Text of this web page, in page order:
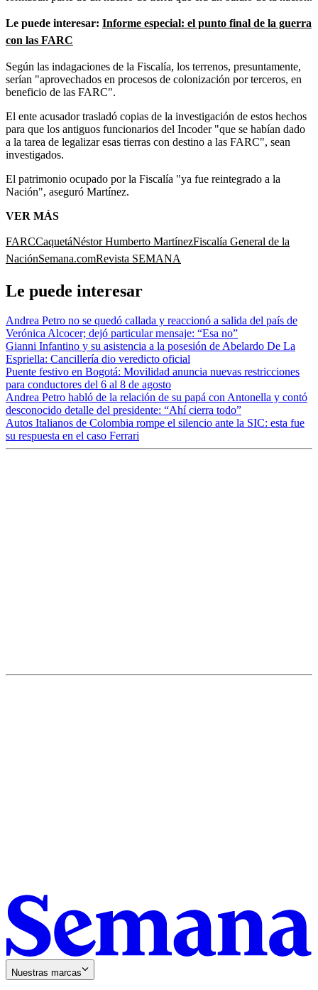
Le puede interesar: Informe especial: el punto final de la guerra
con las FARC
Según las indagaciones de la Fiscalía, los terrenos, presuntamente,
serían "aprovechados en procesos de colonización por terceros, en
beneficio de las FARC".
El ente acusador trasladó copias de la investigación de estos hechos
para que los antiguos funcionarios del Incoder "que se habían dado
a la tarea de legalizar esas tierras con destino a las FARC", sean
investigados.
El patrimonio ocupado por la Fiscalía "ya fue reintegrado a la
Nación", aseguró Martínez.
VER MÁS
FARCCaquetáNéstor Humberto MartínezFiscalía General de la
NaciónSemana.comRevista SEMANA
Le puede interesar
Andrea Petro no se quedó callada y reaccionó a salida del país de
Verónica Alcocer; dejó particular mensaje: “Esa no”
Gianni Infantino y su asistencia a la posesión de Abelardo De La
Espriella: Cancillería dio veredicto oficial
Puente festivo en Bogotá: Movilidad anuncia nuevas restricciones
para conductores del 6 al 8 de agosto
Andrea Petro habló de la relación de su papá con Antonella y contó
desconocido detalle del presidente: “Ahí cierra todo”
Autos Italianos de Colombia rompe el silencio ante la SIC: esta fue
su respuesta en el caso Ferrari
Nuestras marcas